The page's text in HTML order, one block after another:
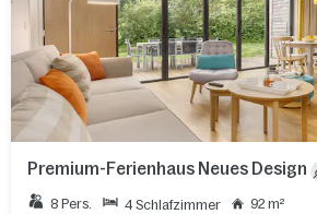
Premium-Ferienhaus Neues Design
8 Pers. 4 Schlafzimmer 92 m²